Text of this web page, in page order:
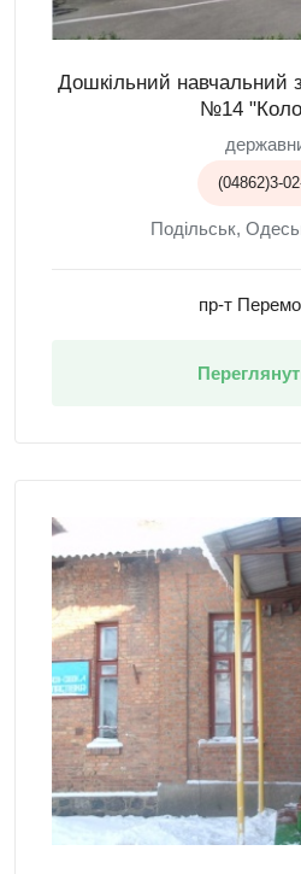
Дошкільний навчальний
№14
(04862)3-
Подільськ,
пр-т